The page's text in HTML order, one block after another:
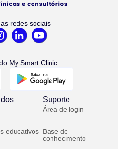
redes sociais
My Smart Clinic
educativos
Suporte
Área de login
Base de
conhecimento